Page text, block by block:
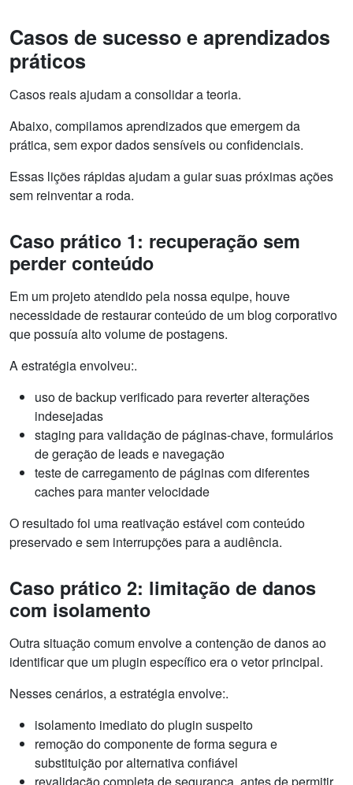
Casos de sucesso e aprendizados
práticos
Casos reais ajudam a consolidar a teoria.
Abaixo, compilamos aprendizados que emergem da
prática, sem expor dados sensíveis ou confidenciais.
Essas lições rápidas ajudam a guiar suas próximas ações
sem reinventar a roda.
Caso prático 1: recuperação sem
perder conteúdo
Em um projeto atendido pela nossa equipe, houve
necessidade de restaurar conteúdo de um blog corporativo
que possuía alto volume de postagens.
A estratégia envolveu:.
uso de backup verificado para reverter alterações
indesejadas
staging para validação de páginas-chave, formulários
de geração de leads e navegação
teste de carregamento de páginas com diferentes
caches para manter velocidade
O resultado foi uma reativação estável com conteúdo
preservado e sem interrupções para a audiência.
Caso prático 2: limitação de danos
com isolamento
Outra situação comum envolve a contenção de danos ao
identificar que um plugin específico era o vetor principal.
Nesses cenários, a estratégia envolve:.
isolamento imediato do plugin suspeito
remoção do componente de forma segura e
substituição por alternativa confiável
revalidação completa de segurança, antes de permitir